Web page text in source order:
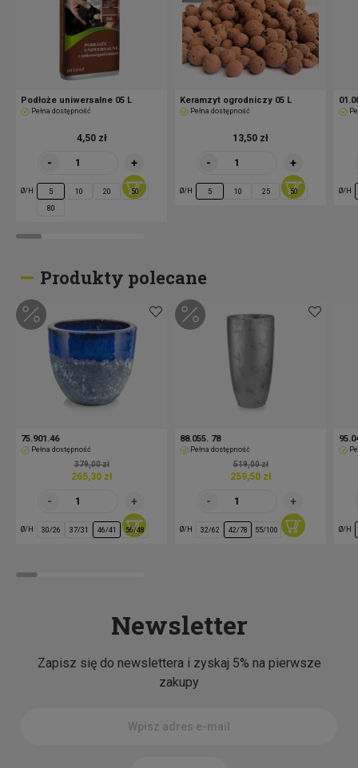
Podłoże uniwersalne 05 L
Pełna dostępność
4,50 zł
- +
Ø/H 5 10 20 50
80
Keramzyt ogrodniczy 05 L
Pełna dostępność
13,50 zł
- +
Ø/H 5 10 25 50 Ø/H
Produkty polecane
75.901.46
Pełna dostępność
379,00 zł
265,30 zł
Ø/H 30/26 37/31 46/41 56/48
88.055. 78
Pełna dostępność
519,00 zł
259,50 zł
Ø/H 32/62 42/78 55/100 Ø/H
Newsletter
Zapisz się do newslettera i zyskaj 5% na pierwsze
zakupy